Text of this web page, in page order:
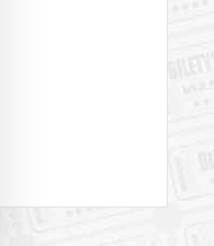
komunikatem